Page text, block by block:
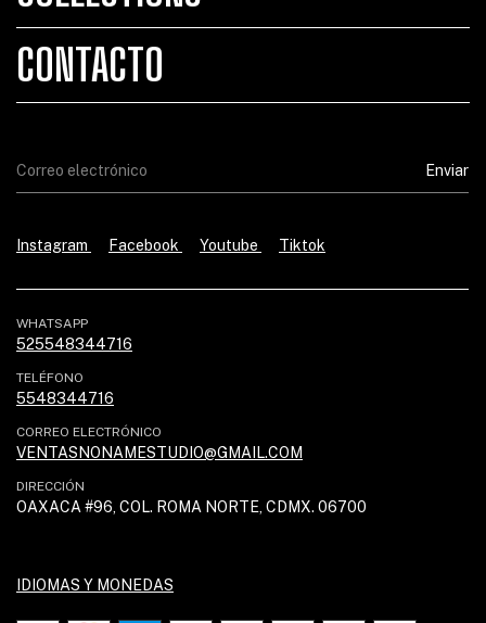
CONTACTO
Instagram Facebook Youtube Tiktok
WHATSAPP
525548344716
TELÉFONO
5548344716
CORREO ELECTRÓNICO
VENTASNONAMESTUDIO@GMAIL.COM
DIRECCIÓN
OAXACA #96, COL. ROMA NORTE, CDMX. 06700
IDIOMAS Y MONEDAS